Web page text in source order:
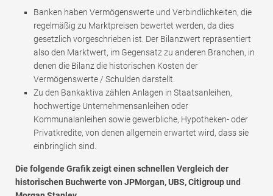
Banken haben Vermögenswerte und Verbindlichkeiten, die
regelmäßig zu Marktpreisen bewertet werden, da dies
gesetzlich vorgeschrieben ist. Der Bilanzwert repräsentiert
also den Marktwert, im Gegensatz zu anderen Branchen, in
denen die Bilanz die historischen Kosten der
Vermögenswerte / Schulden darstellt.
Zu den Bankaktiva zählen Anlagen in Staatsanleihen,
hochwertige Unternehmensanleihen oder
Kommunalanleihen sowie gewerbliche, Hypotheken- oder
Privatkredite, von denen allgemein erwartet wird, dass sie
einbringlich sind.
Die folgende Grafik zeigt einen schnellen Vergleich der
historischen Buchwerte von JPMorgan, UBS, Citigroup und